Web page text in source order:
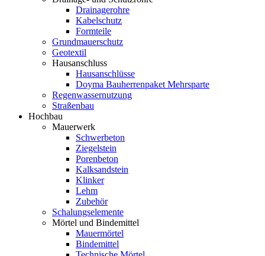
Drainagerohre
Kabelschutz
Formteile
Grundmauerschutz
Geotextil
Hausanschluss
Hausanschlüsse
Doyma Bauherrenpaket Mehrsparte
Regenwassernutzung
Straßenbau
Hochbau
Mauerwerk
Schwerbeton
Ziegelstein
Porenbeton
Kalksandstein
Klinker
Lehm
Zubehör
Schalungselemente
Mörtel und Bindemittel
Mauermörtel
Bindemittel